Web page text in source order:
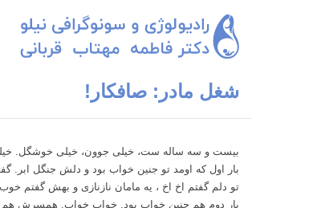
شغل مادر: صافکار!
بیست و سه ساله ست، خیلی جوون، خیلی خوشگل.
بار اول که اومد تو جنین خواب بود و دلش جنگل ابر.
تو دلم گفتم اخ اخ ، یه مامان نازنازی و بهش گفتم
بار دوم هم جنین خواب بود. خواب خواب. همسرش هم